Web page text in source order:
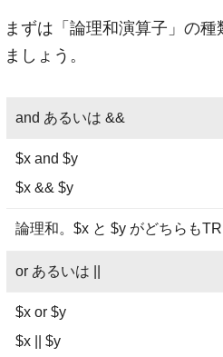
まずは「論理和演算子」の
ましょう。
and あるいは &&
$x and $y
$x && $y
論理和。$x と $y がどちらも
or あるいは ||
$x or $y
$x || $y